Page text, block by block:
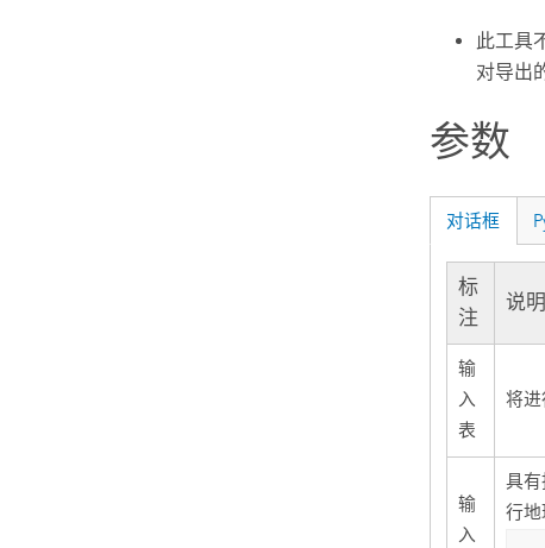
此工具
对导出
参数
对话框
标
注
说明
输
入
表
将
输
入
具
行地